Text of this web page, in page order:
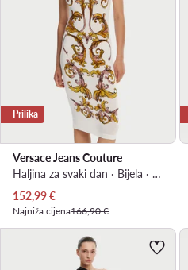
Prilika
Versace Jeans Couture
Haljina za svaki dan · Bijela · Midi
Trenutna cijena
152,99€
Najniža cijena166,90 €